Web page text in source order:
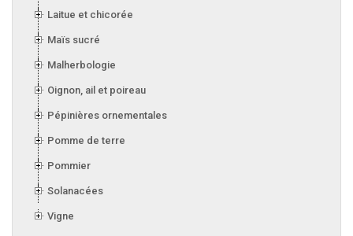
Laitue et chicorée
Maïs sucré
Malherbologie
Oignon, ail et poireau
Pépinières ornementales
Pomme de terre
Pommier
Solanacées
Vigne